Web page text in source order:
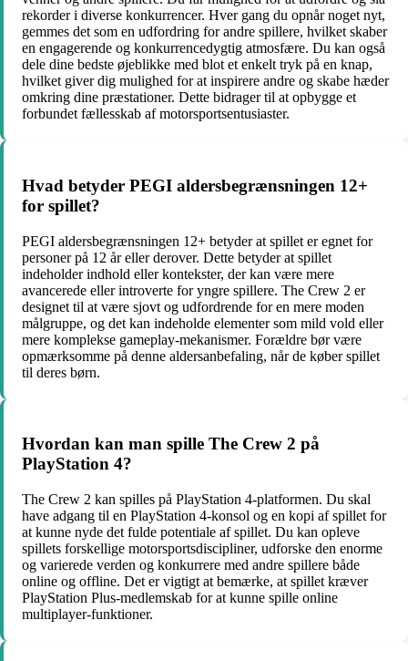
rekorder i diverse konkurrencer. Hver gang du opnår noget nyt,
gemmes det som en udfordring for andre spillere, hvilket skaber
en engagerende og konkurrencedygtig atmosfære. Du kan også
dele dine bedste øjeblikke med blot et enkelt tryk på en knap,
hvilket giver dig mulighed for at inspirere andre og skabe hæder
omkring dine præstationer. Dette bidrager til at opbygge et
forbundet fællesskab af motorsportsentusiaster.
Hvad betyder PEGI aldersbegrænsningen 12+
for spillet?
PEGI aldersbegrænsningen 12+ betyder at spillet er egnet for
personer på 12 år eller derover. Dette betyder at spillet
indeholder indhold eller kontekster, der kan være mere
avancerede eller introverte for yngre spillere. The Crew 2 er
designet til at være sjovt og udfordrende for en mere moden
målgruppe, og det kan indeholde elementer som mild vold eller
mere komplekse gameplay-mekanismer. Forældre bør være
opmærksomme på denne aldersanbefaling, når de køber spillet
til deres børn.
Hvordan kan man spille The Crew 2 på
PlayStation 4?
The Crew 2 kan spilles på PlayStation 4-platformen. Du skal
have adgang til en PlayStation 4-konsol og en kopi af spillet for
at kunne nyde det fulde potentiale af spillet. Du kan opleve
spillets forskellige motorsportsdiscipliner, udforske den enorme
og varierede verden og konkurrere med andre spillere både
online og offline. Det er vigtigt at bemærke, at spillet kræver
PlayStation Plus-medlemskab for at kunne spille online
multiplayer-funktioner.